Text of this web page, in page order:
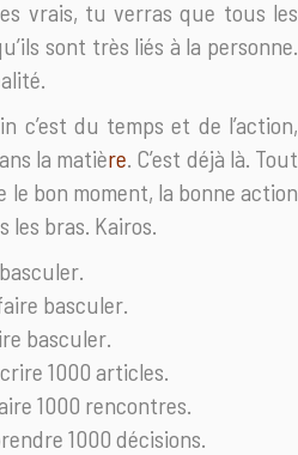
vrais, tu verras que tous les
sont très liés à la personne.
c’est du temps et de l’action,
la matière. C’est déjà là. Tout
le bon moment, la bonne action
les bras. Kairos.
basculer.
basculer.
1000 articles.
1000 rencontres.
1000 décisions.